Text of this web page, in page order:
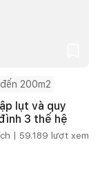
200m2
lụt và quy
3 thế hệ
| 59.189 lượt xem